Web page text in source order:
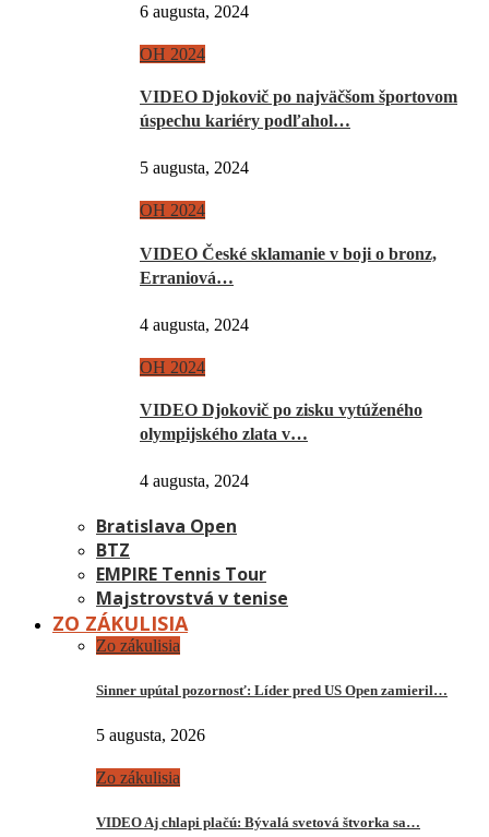
6 augusta, 2024
OH 2024
VIDEO Djokovič po najväčšom športovom
úspechu kariéry podľahol…
5 augusta, 2024
OH 2024
VIDEO České sklamanie v boji o bronz,
Erraniová…
4 augusta, 2024
OH 2024
VIDEO Djokovič po zisku vytúženého
olympijského zlata v…
4 augusta, 2024
Bratislava Open
BTZ
EMPIRE Tennis Tour
Majstrovstvá v tenise
ZO ZÁKULISIA
Zo zákulisia
Sinner upútal pozornosť: Líder pred US Open zamieril…
5 augusta, 2026
Zo zákulisia
VIDEO Aj chlapi plačú: Bývalá svetová štvorka sa…